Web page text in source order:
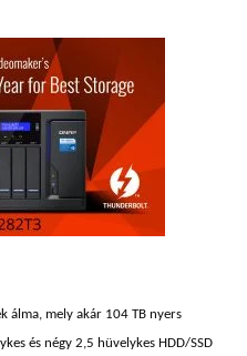
álma, mely akár 104 TB nyers
és négy 2,5 hüvelykes HDD/SSD